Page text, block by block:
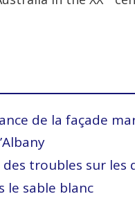
de la façade
troubles sur les
le sable blanc